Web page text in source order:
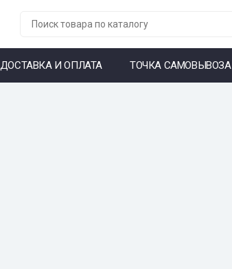
ДОСТАВКА И ОПЛАТА ТОЧКА САМОВЫВОЗА